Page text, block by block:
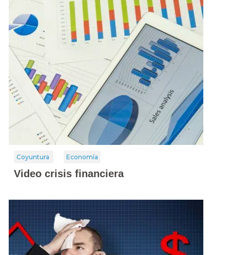
Coyuntura Economía
Video crisis financiera